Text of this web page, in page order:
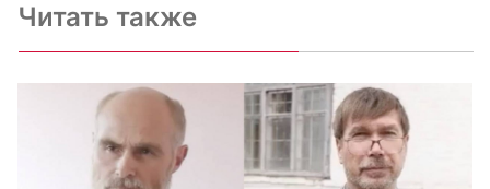
Читать также